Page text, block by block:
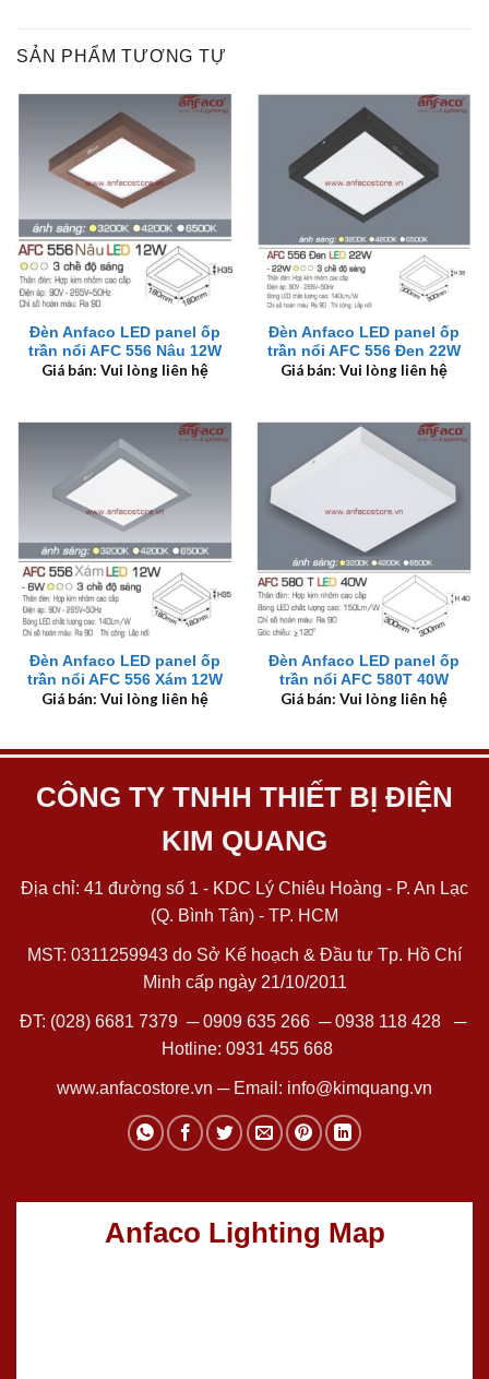
SẢN PHẨM TƯƠNG TỰ
Đèn Anfaco LED panel ốp
trần nổi AFC 556 Nâu 12W
Giá bán: Vui lòng liên hệ
Đèn Anfaco LED panel ốp
trần nổi AFC 556 Đen 22W
Giá bán: Vui lòng liên hệ
Đèn Anfaco LED panel ốp
trần nổi AFC 556 Xám 12W
Giá bán: Vui lòng liên hệ
Đèn Anfaco LED panel ốp
trần nổi AFC 580T 40W
Giá bán: Vui lòng liên hệ
CÔNG TY TNHH THIẾT BỊ ĐIỆN
KIM QUANG
Địa chỉ: 41 đường số 1 - KDC Lý Chiêu Hoàng - P. An Lạc
(Q. Bình Tân) - TP. HCM
MST: 0311259943 do Sở Kế hoạch & Đầu tư Tp. Hồ Chí
Minh cấp ngày 21/10/2011
ĐT: (028) 6681 7379 ─0909 635 266─0938 118 428─
Hotline: 0931 455 668
www.anfacostore.vn ─ Email: info@kimquang.vn
Anfaco Lighting Map